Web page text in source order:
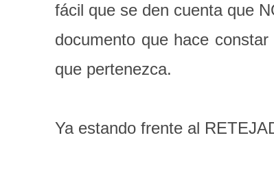
fácil que se den cuenta que
documento que hace
que pertenezca.
Ya estando frente al